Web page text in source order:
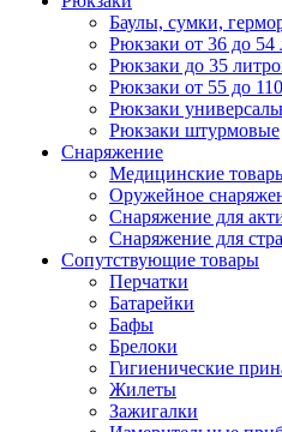
Баулы, сумки,
Рюкзаки от 36 до 54
Рюкзаки до 35
Рюкзаки от 55 до
Рюкзаки
Рюкзаки штурмовые
Снаряжение
Медицинские
Оружейное
Снаряжение для
Снаряжение для
Сопутствующие товары
Перчатки
Батарейки
Бафы
Брелоки
Гигиенические
Жилеты
Зажигалки